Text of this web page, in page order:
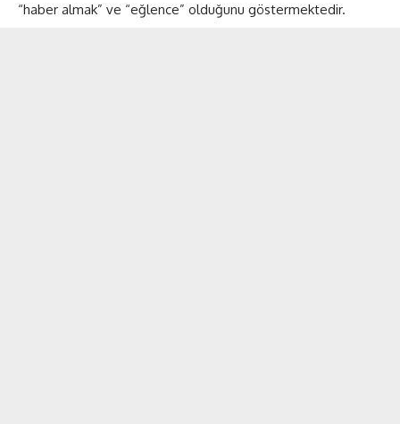
“haber almak” ve “eğlence” olduğunu göstermektedir.